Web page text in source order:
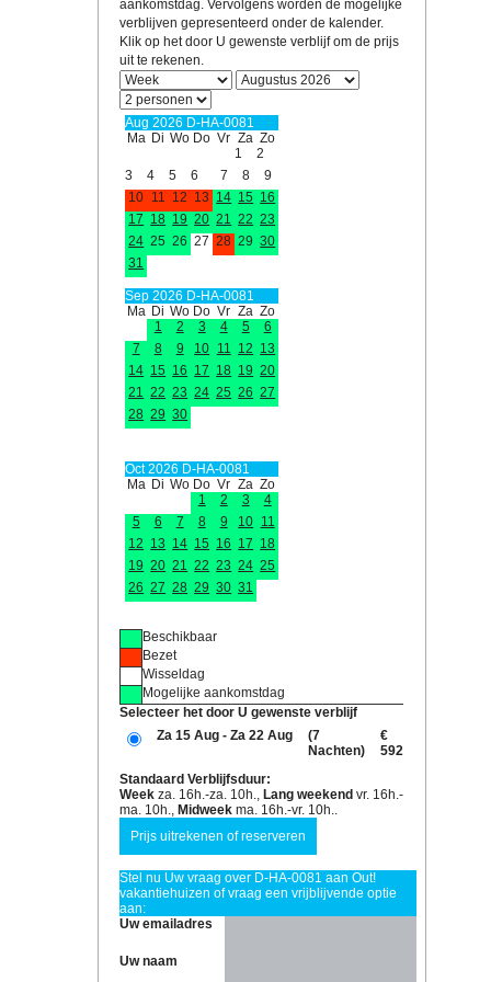
aankomstdag. Vervolgens worden de mogelijke
verblijven gepresenteerd onder de kalender.
Klik op het door U gewenste verblijf om de prijs
uit te rekenen.
Aug 2026 D-HA-0081
Ma Di Wo Do Vr Za Zo
1
2
3
4 5 6 7 8
9
10 11 12 13 14 15 16
17 18 19 20 21 22 23
24 25 26 27 28 29 30
31
Sep 2026 D-HA-0081
Ma Di Wo Do Vr Za Zo
1
2 3 4 5
6
7
8 9 10 11 12 13
14 15 16 17 18 19 20
21 22 23 24 25 26 27
28 29 30
Oct 2026 D-HA-0081
Ma Di Wo Do Vr Za Zo
1
2 3
4
5
6 7 8 9 10 11
12 13 14 15 16 17 18
19 20 21 22 23 24 25
26 27 28 29 30 31
Beschikbaar
Bezet
Wisseldag
Mogelijke aankomstdag
Selecteer het door U gewenste verblijf
Za 15 Aug - Za 22 Aug
(7
Nachten)
€
592
Standaard Verblijfsduur:
Week za. 16h.-za. 10h., Lang weekend vr. 16h.-
ma. 10h., Midweek ma. 16h.-vr. 10h..
Stel nu Uw vraag over D-HA-0081 aan Out!
vakantiehuizen of vraag een vrijblijvende optie
aan:
Uw emailadres
Uw naam